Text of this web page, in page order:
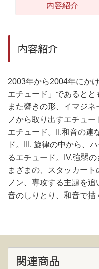
内容紹介
内容紹介
2003年から2004年にか
エチュード」であるとと
また響きの形、イマジ
ノから取り出すエチュ
エチュード。II.和音の連
ド。III. 旋律の中から、
るエチュード。IV.強弱
まざまの、スタッカー
ノン、専攻する主題を
音のしりとり、和音で描
関連商品